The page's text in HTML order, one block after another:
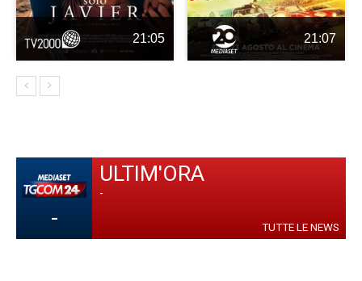
21:05 21:07
-
ULTIM'ORA
-
TUTTE LE NEWS